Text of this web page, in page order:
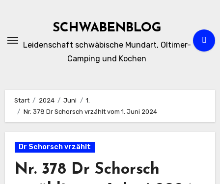
SCHWABENBLOG
Leidenschaft schwäbische Mundart, Oltimer-
Camping und Kochen
Start 2024 Juni
1.
Nr. 378 Dr Schorsch vrzählt vom 1. Juni 2024
Dr Schorsch vrzählt
Nr. 378 Dr Schorsch